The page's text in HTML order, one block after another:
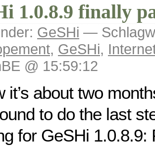
1.0.8.9 finally
GeSHi —
, GeSHi,
@ 15:59:12
it’s about two
to do the last
for GeSHi 1.0.8.9: